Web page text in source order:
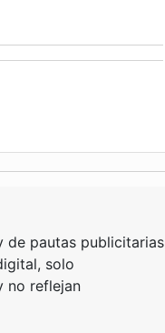
de pautas publicitarias
solo
no reflejan